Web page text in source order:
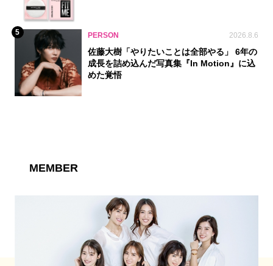
5 PERSON 2026.8.6
佐藤大樹「やりたいことは全部やる」 6年の
成長を詰め込んだ写真集『In Motion』に込
めた覚悟
MEMBER